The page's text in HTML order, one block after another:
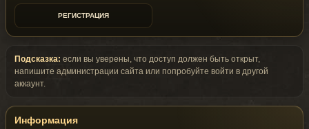
РЕГИСТРАЦИЯ
Подсказка: если вы уверены, что доступ должен быть открыт,
напишите администрации сайта или попробуйте войти в другой
аккаунт.
Информация